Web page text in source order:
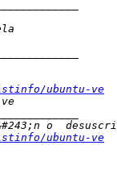
ubuntu-ve
ubuntu-ve